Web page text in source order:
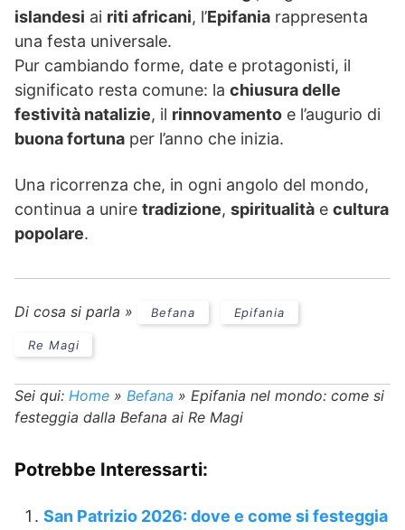
islandesi ai riti africani, l’Epifania rappresenta
una festa universale.
Pur cambiando forme, date e protagonisti, il
significato resta comune: la chiusura delle
festività natalizie, il rinnovamento e l’augurio di
buona fortuna per l’anno che inizia.
Una ricorrenza che, in ogni angolo del mondo,
continua a unire tradizione, spiritualità e cultura
popolare.
Di cosa si parla » Befana Epifania
Re Magi
Sei qui: Home » Befana » Epifania nel mondo: come si
festeggia dalla Befana ai Re Magi
Potrebbe Interessarti:
San Patrizio 2026: dove e come si festeggia